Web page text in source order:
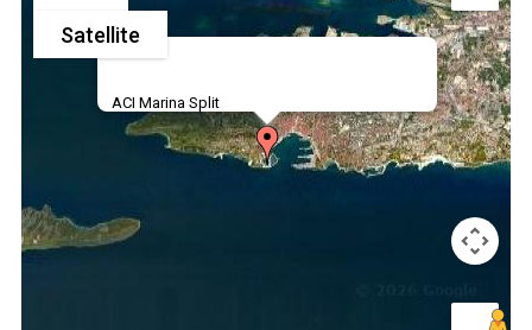
ACI Marina Split
Satellite